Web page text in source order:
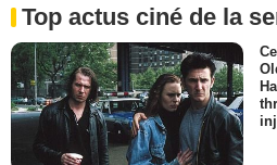
Top actus ciné de la